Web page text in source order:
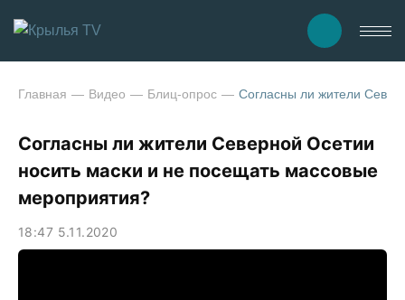
Главная Видео Блиц-опрос Согласны ли жители
Согласны ли жители Северной Осетии
носить маски и не посещать массовые
мероприятия?
18:47 5.11.2020